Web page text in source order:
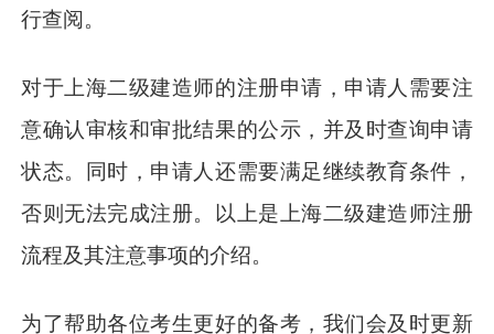
行查阅。
对于上海二级建造师的注册申请，申请人需要注
意确认审核和审批结果的公示，并及时查询申请
状态。同时，申请人还需要满足继续教育条件，
否则无法完成注册。以上是上海二级建造师注册
流程及其注意事项的介绍。
为了帮助各位考生更好的备考，我们会及时更新